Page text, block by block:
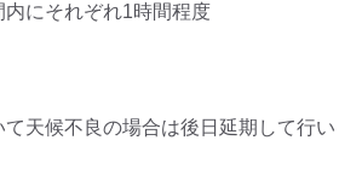
にそれぞれ1時間程度
天候不良の場合は後日延期して行い